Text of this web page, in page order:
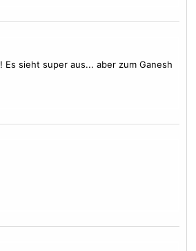
sieht super aus... aber zum Ganesh